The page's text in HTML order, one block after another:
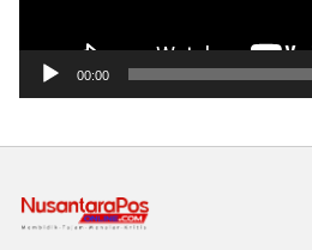
00:00